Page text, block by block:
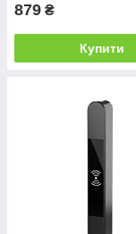
879 ₴
Купити